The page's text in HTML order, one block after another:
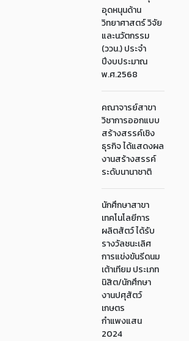
อุดหนุนด้าน
วิทยาศาสตร์ วิจัย
และนวัตกรรม
(ววน.) ประจำ
ปีงบประมาณ
พ.ศ.2568
คณาจารย์สาขา
วิชาการออกแบบ
สร้างสรรค์เชิง
ธุรกิจ ได้แสดงผล
งานสร้างสรรค์
ระดับนานาชาติ
นักศึกษาสาขา
เทคโนโลยีการ
ผลิตสัตว์ ได้รับ
รางวัลชนะเลิศ
การแข่งขันรีดนม
เต้าเทียม ประเภท
นิสิต/นักศึกษา
งานปศุสัตว์
เกษตร
กำแพงแสน
2024